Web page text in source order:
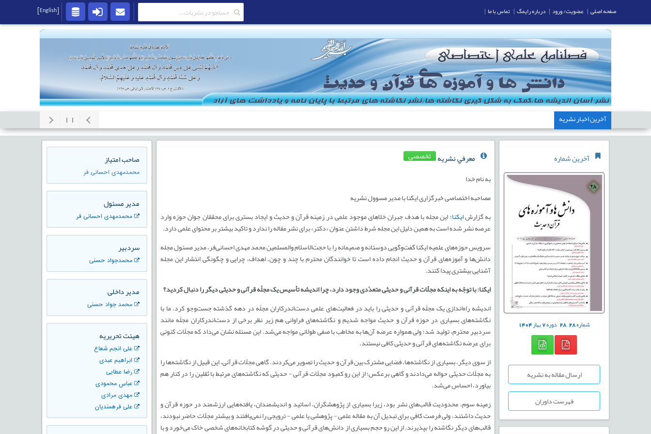
آخرین اخبار نشریه
آخرین شماره
شماره28
,
28 دوره7بهار1404
ارسال مقاله به نشریه
فهرست داوران
معرفي نشريه تخصصی
به نام خدا
مصاحبه اختصاصی خبرگزاری ایکنا با مدیر مسوول نشریه
به گزارشایکنا؛این مجله با هدف جبران خلا‌های موجود علمی در زمینه قرآن و حدیث و ایجاد بستری برای محققان جوان حوزه وارد
عرصه نشر شده است به همین دلیل این مجله شرط داشتن عنوان «دکتر» برای نشر مقاله را ندارد و تاکید بیشتر بر محتوای علمی دارد.
سرویس حوزه‌های علمیه ایکنا گفت‌وگویی دوستانه و صمیمانه را با حجت‌الاسلام والمسلمین محمد مهدی احسانی‌فر، مدیر مسئول مجله
دانش­‌ها و آموزه‌­های قرآن و حدیث انجام داده است تا خوانندگان محترم با چند و چون، اهداف، چرایی و چگونگی انتشار این مجله
آشنایی بیشتری پیدا کنند.
ایکنا: با توجّه به اینکه مجلّات قرآنی و حدیثی متعدّدی وجود دارد، چرا اندیشه تأسیس یک مجلّه قرآنی و حدیثی دیگر را دنبال کردید؟
اندیشه راه­‌اندازی­ یک مجلّه قرآنی و حدیثی را باید در فعالیت‌های علمی دست­‌اندرکاران مجلّه در دهه گذشته جست‌وجو کرد. ما با
نگاشته‌­های بسیاری در حوزه قرآن و حدیث مواجه شدیم و نگاشته‌­های فراوانی هم زیر نظر برخی از دست­‌اندرکاران مجلّه مانند
سردبیر محترم، تولید شد؛ ولی همواره عرضه آن‌ها به مخاطب با صفی طولانی مواجه می‌­شد. این مسئله نشان می‌­داد که مجلّات کنونی
برای عرضه نگاشته‌­های قرآنی و حدیثی کافی نیستند.
از سوی دیگر، بسیاری از نگاشته­‌ها، فضایی مشترک بین قرآن و حدیث را تصویر می­‌کردند. گاهی مجلّات قرآنی، این قبیل از نگاشته­‌ها را
به مجلّات حدیثی حواله می‌­دادند و گاهی برعکس؛ از این رو کمبود مجلّات قرآنی - حدیثی که نگاشته‌های مرتبط با ثقلین را در کنار هم
بیاورد، احساس می‌­شد.
زمینه سوم، محدودیت قالب­‌های نشر بود، زیرا بسیاری از پژوهشگران، اساتید و اندیشمندان، یافته‌­هایی ارزشمند در حوزه قرآن و
حدیث داشتند، ولی فرصت کافی برای تبدیل آن به مقاله علمی - پژوهشی یا علمی - ترویجی را نمی‌­یافتند و بیشتر مجلّات حاضر نبودند،
قالب­‌های دیگر نگاشته را بپذیرند. از این رو حجم بسیاری از دانش­‌های قرآنی و حدیثی در گوشه کتابخانه­‌های شخصی خاک می­‌خورد و با
صاحب امتیاز
محمدمهدی احسانی فر
مدير مسئول
محمدمهدی احسانی فر
سردبیر
محمدجواد حسنی
مدیر داخلی
محمد جواد حسنی
هیئت تحریریه
علی انجم شعاع
ابراهیم عبدی
رضا عطایی
عباس محمودی
مهدی مرادی
علی فرهمندیان
صفحه اصلی | عضویت/ ورود | درباره رایمگ | تماس با ما |
[English]